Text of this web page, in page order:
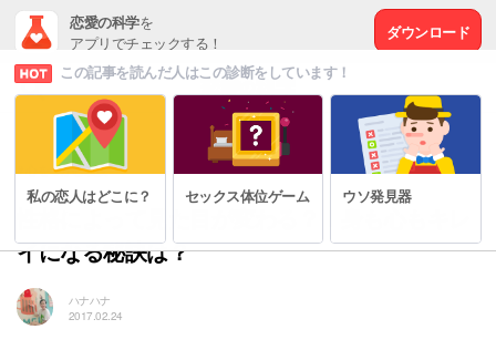
恋愛の科学を
アプリでチェックする！
ダウンロード
# 心をつかむ裏技
イになる秘訣は？
ハナハナ
2017.02.24
この記事を読んだ人はこの診断をしています！
私の恋人はどこに？ セックス体位ゲーム ウソ発見器